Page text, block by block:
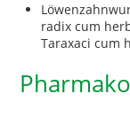
radix cum
Taraxaci cum